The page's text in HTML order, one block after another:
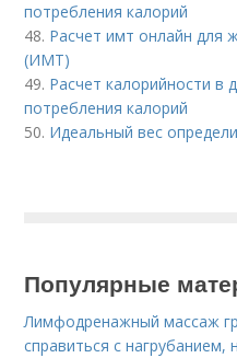
потребления калорий
48. Расчет имт онлайн для
(ИМТ)
49. Расчет калорийности в
потребления калорий
50. Идеальный вес
Популярные
Лимфодренажный массаж
справиться с